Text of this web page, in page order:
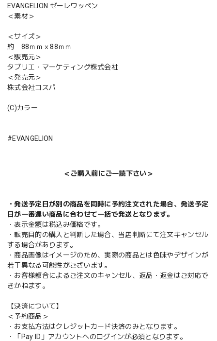
EVANGELION ゼーレワッペン
＜素材＞
＜サイズ＞
約 88ｍｍｘ88ｍｍ
＜販売元＞
タブリエ・マーケティング株式会社
＜発売元＞
株式会社コスパ
(C)カラー
#EVANGELION
＜ご購入前にご一読下さい＞
・発送予定日が別の商品を同時に予約注文された場合、発送予定
日が一番遅い商品に合わせて一括で発送となります。
・表示金額は税込み価格です。
・転売目的の購入と判断した場合、当店判断にて注文キャンセル
する場合があります。
・商品画像はイメージのため、実際の商品とは色味やデザインが
若干異なる可能性がございます。
・お客様都合によるご注文のキャンセル、返品・返金はご対応で
きかねます。
【決済について】
＜予約商品＞
・お支払方法はクレジットカード決済のみとなります。
・「Pay ID」アカウントへのログインが必須となります。